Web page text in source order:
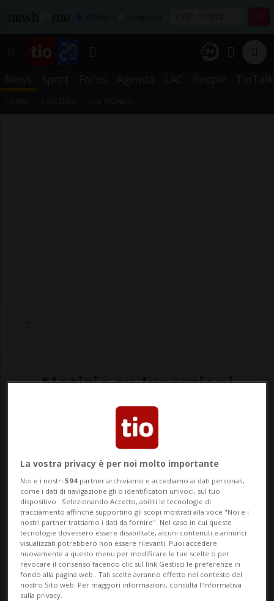
Notizie su Inserzioni
Segui le notizie e gli approfondimenti su
Inserzioni.
La vostra privacy è per noi molto importante
Noi e i nostri594 partner archiviamo e accediamo ai dati personali,
come i dati di navigazione gli o identificatori univoci, sul tuo
dispositivo . Selezionando Accetto, abiliti le tecnologie di
tracciamento affinché supportino gli scopi mostrati alla voce "Noi e i
nostri partner trattiamo i dati da fornire". Nel caso in cui queste
tecnologie dovessero essere disabilitate, alcuni contenuti e annunci
visualizzati potrebbero non essere rilevanti. Puoi accedere
nuovamente a questo menu per modificare le tue scelte o per
revocare il consenso facendo clic sul link Gestisci le preferenze in
fondo alla pagina web.. Tali scelte avranno effetto nel contesto del
nostro Sito web. Per maggiori informazioni, consulta l'Informativa
sulla privacy.